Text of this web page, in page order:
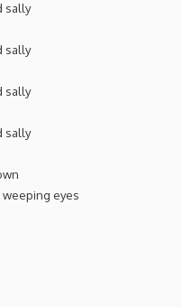
sally
sally
sally
sally
eyes